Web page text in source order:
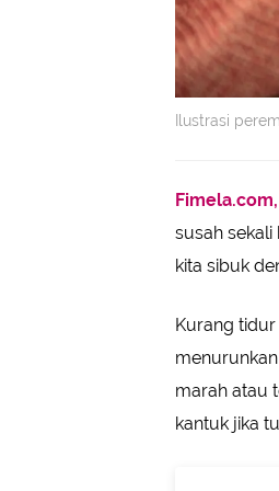
Ilustrasi
susah sekali
kita sibuk
Kurang
marah atau
kantuk jika